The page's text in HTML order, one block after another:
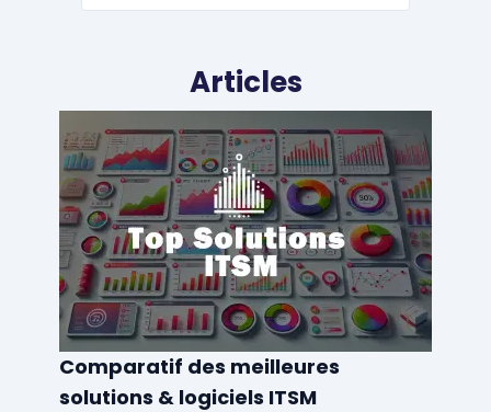
Articles
Comparatif des meilleures
solutions & logiciels ITSM